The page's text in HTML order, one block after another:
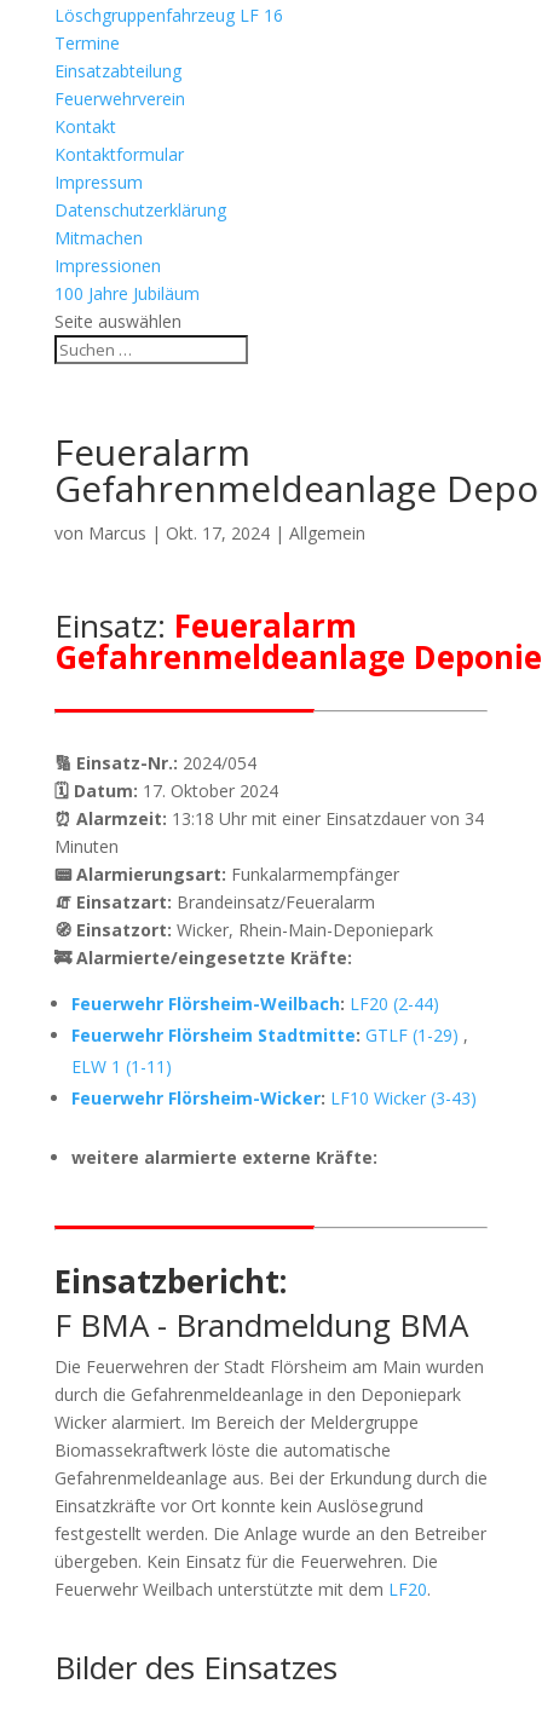
Löschgruppenfahrzeug LF 16
Termine
Einsatzabteilung
Feuerwehrverein
Kontakt
Kontaktformular
Impressum
Datenschutzerklärung
Mitmachen
Impressionen
100 Jahre Jubiläum
Seite auswählen
Feueralarm
Gefahrenmeldeanlage
von Marcus | Okt. 17, 2024| Allgemein
Einsatz: Feueralarm
Gefahrenmeldeanlage
🔢 Einsatz-Nr.: 2024/054
🗓 Datum: 17. Oktober 2024
⏰ Alarmzeit: 13:18 Uhr mit einer Einsatzdauer von 34
Minuten
📟 Alarmierungsart: Funkalarmempfänger
🧯 Einsatzart: Brandeinsatz/Feueralarm
🧭 Einsatzort: Wicker, Rhein-Main-Deponiepark
🚒 Alarmierte/eingesetzte Kräfte:
Feuerwehr Flörsheim-Weilbach: LF20 (2-44)
Feuerwehr Flörsheim Stadtmitte: GTLF (1-29) ,
ELW 1 (1-11)
Feuerwehr Flörsheim-Wicker: LF10 Wicker (3-43)
weitere alarmierte externe Kräfte:
Einsatzbericht:
F BMA - Brandmeldung BMA
Die Feuerwehren der Stadt Flörsheim am Main wurden
durch die Gefahrenmeldeanlage in den Deponiepark
Wicker alarmiert. Im Bereich der Meldergruppe
Biomassekraftwerk löste die automatische
Gefahrenmeldeanlage aus. Bei der Erkundung durch die
Einsatzkräfte vor Ort konnte kein Auslösegrund
festgestellt werden. Die Anlage wurde an den Betreiber
übergeben. Kein Einsatz für die Feuerwehren. Die
Feuerwehr Weilbach unterstützte mit dem LF20.
Bilder des Einsatzes